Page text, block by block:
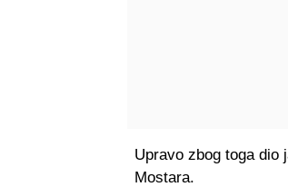
Upravo zbog toga dio
Mostara.